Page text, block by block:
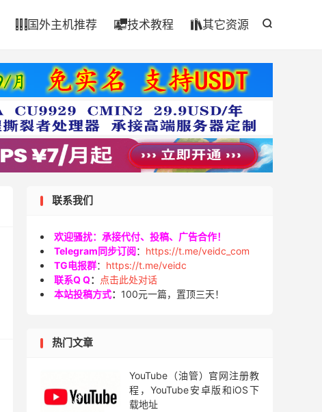

 国外主机推荐 技术教程 其它资源
联系我们
欢迎骚扰：承接代付、投稿、广告合作！
Telegram同步订阅： https://t.me/veidc_com
TG电报群： https://t.me/veidc
联系Q Q：
点击此处对话
本站投稿方式： 100元一篇，置顶三天！
热门文章
YouTube（油管）官网注册教
程，YouTube安卓版和iOS下
载地址